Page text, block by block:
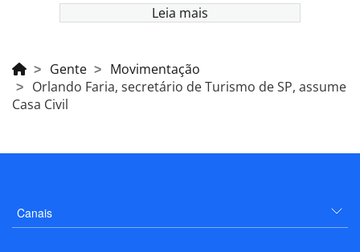
Leia mais
Gente
Movimentação
Orlando Faria, secretário de Turismo de SP, assume
Casa Civil
Canais